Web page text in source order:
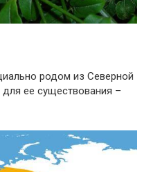
родом из Северной
ее существования –